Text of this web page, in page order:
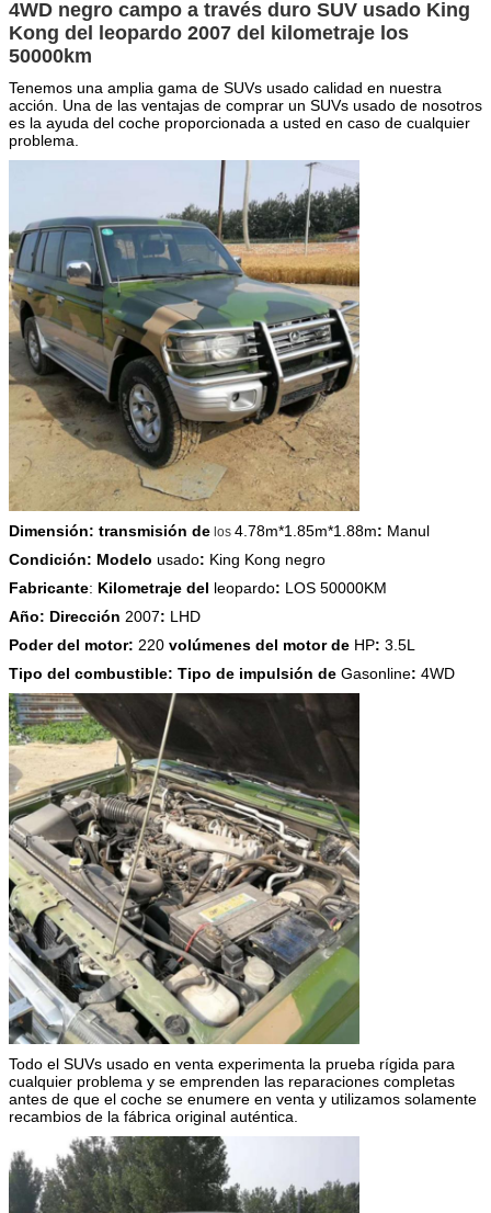
4WD negro campo a través duro SUV usado King
Kong del leopardo 2007 del kilometraje los
50000km
Tenemos una amplia gama de SUVs usado calidad en nuestra
acción. Una de las ventajas de comprar un SUVs usado de nosotros
es la ayuda del coche proporcionada a usted en caso de cualquier
problema.
Dimensión: transmisión de los 4.78m*1.85m*1.88m: Manul
Condición: Modelo usado: King Kong negro
Fabricante: Kilometraje del leopardo: LOS 50000KM
Año: Dirección 2007: LHD
Poder del motor: 220 volúmenes del motor de HP: 3.5L
Tipo del combustible: Tipo de impulsión de Gasonline: 4WD
Todo el SUVs usado en venta experimenta la prueba rígida para
cualquier problema y se emprenden las reparaciones completas
antes de que el coche se enumere en venta y utilizamos solamente
recambios de la fábrica original auténtica.